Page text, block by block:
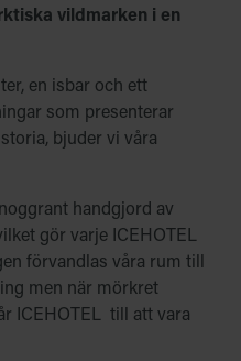
vildmarken i en
en isbar och ett
som presenterar
bjuder vi våra
handgjord av
gör varje ICEHOTEL
förvandlas våra rum till
men när mörkret
ICEHOTEL till att vara